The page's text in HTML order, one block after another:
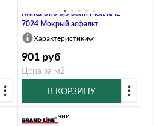
Kvinta Uno 0,5 Satin Мatt RAL
7024 Мокрый асфальт
Характеристики
901 руб
Цена за м2
В КОРЗИНУ
В наличии